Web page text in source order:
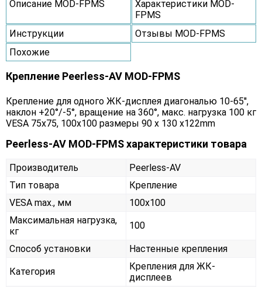
Описание MOD-FPMS
Характеристики MOD-
FPMS
Инструкции
Отзывы MOD-FPMS
Похожие
Крепление Peerless-AV MOD-FPMS
Крепление для одного ЖК-дисплея диагональю 10-65'',
наклон +20°/-5°, вращение на 360°, макс. нагрузка 100 кг
VESA 75x75, 100x100 размеры 90 x 130 x122mm
Peerless-AV MOD-FPMS характеристики товара
Производитель
Peerless-AV
Тип товара
Крепление
VESA max., мм
100x100
Максимальная нагрузка,
кг
100
Способ установки Настенные крепления
Категория
Крепления для ЖК-
дисплеев